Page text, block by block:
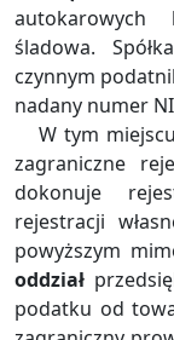
autokarowych
śladowa.
czynnym
nadany numer
W tym
zagraniczne
dokonuje
rejestracji
powyższym
oddział
podatku od